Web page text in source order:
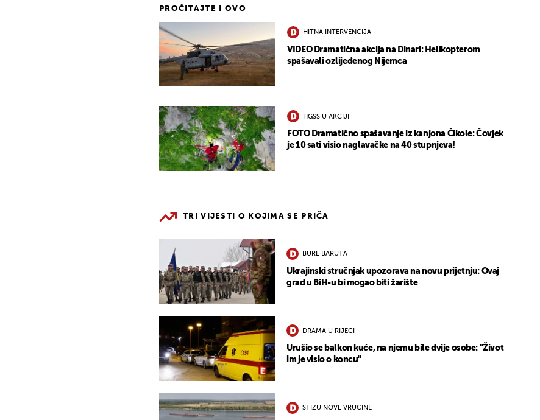
PROČITAJTE I OVO
HITNA INTERVENCIJA
VIDEO Dramatična akcija na Dinari: Helikopterom
spašavali ozlijeđenog Nijemca
HGSS U AKCIJI
FOTO Dramatično spašavanje iz kanjona Čikole: Čovjek
je 10 sati visio naglavačke na 40 stupnjeva!
TRI VIJESTI O KOJIMA SE PRIČA
BURE BARUTA
Ukrajinski stručnjak upozorava na novu prijetnju: Ovaj
grad u BiH-u bi mogao biti žarište
DRAMA U RIJECI
Urušio se balkon kuće, na njemu bile dvije osobe: "Život
im je visio o koncu"
STIŽU NOVE VRUĆINE